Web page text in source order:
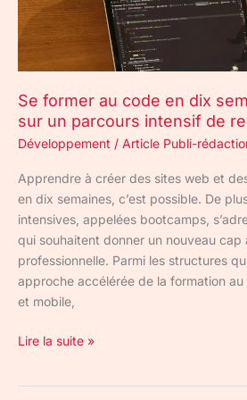
Se former au code en dix
sur un parcours intensif de
Développement / Article Publi-
Apprendre à créer des sites web et
en dix semaines, c’est possible. De
intensives, appelées bootcamps,
qui souhaitent donner un nouveau cap
professionnelle. Parmi les structures
approche accélérée de la formation
et mobile,
enquête
parcours
intensif
de
Lire la suite »